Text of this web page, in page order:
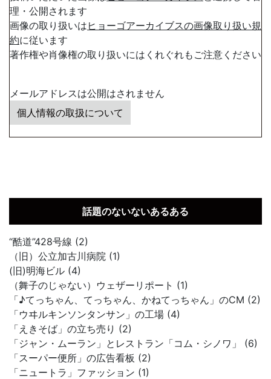
理・公開されます
画像の取り扱いは ヒョーゴアーカイブスの画像取り扱い規
約に従います
著作権や肖像権の取り扱いにはくれぐれもご注意ください
メールアドレスは公開はされません
個人情報の取扱について
話題のないないあるある
“酷道”428号線 (2)
（旧）公立加古川病院 (1)
(旧)明海ビル (4)
（舞子のじゃない）ウェザーリポート (1)
「♪てっちゃん、てっちゃん、かねてっちゃん」のCM (2)
「ウヰルキンソンタンサン」の工場 (4)
「えきそば」の立ち売り (2)
「ジャン・ムーラン」とレストラン「コム・シノワ」 (6)
「スーパー便所」の広告看板 (2)
「ニュートラ」ファッション (1)